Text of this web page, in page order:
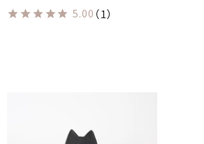
5.00 （1）